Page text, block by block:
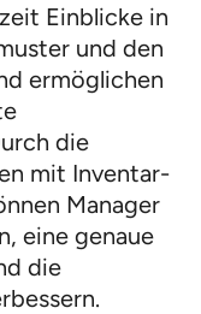
Einblicke in
und den
ermöglichen
die
mit Inventar-
Manager
eine genaue
die